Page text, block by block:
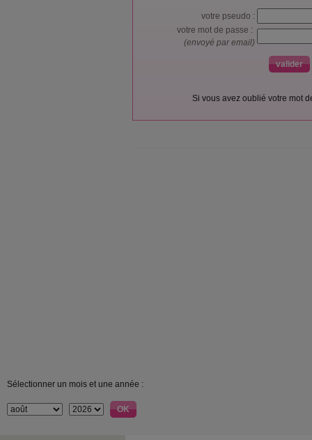
votre pseudo :
votre mot de passe :
(envoyé par email)
Si vous avez oublié votre mot
Sélectionner un mois et une année :